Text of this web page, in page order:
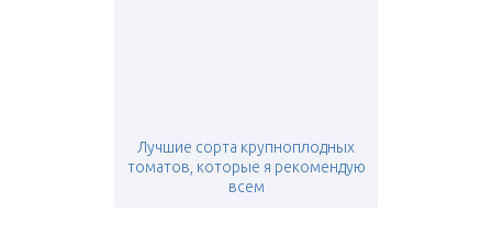
Лучшие сорта крупноплодных
томатов, которые я рекомендую
всем